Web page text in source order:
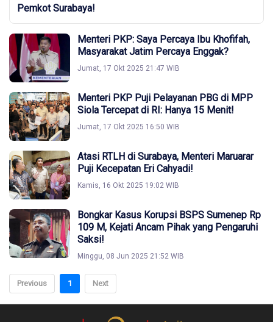
Pemkot Surabaya!
Menteri PKP: Saya Percaya Ibu Khofifah,
Masyarakat Jatim Percaya Enggak?
Jumat, 17 Okt 2025 21:47 WIB
Menteri PKP Puji Pelayanan PBG di MPP
Siola Tercepat di RI: Hanya 15 Menit!
Jumat, 17 Okt 2025 16:50 WIB
Atasi RTLH di Surabaya, Menteri Maruarar
Puji Kecepatan Eri Cahyadi!
Kamis, 16 Okt 2025 19:02 WIB
Bongkar Kasus Korupsi BSPS Sumenep Rp
109 M, Kejati Ancam Pihak yang Pengaruhi
Saksi!
Minggu, 08 Jun 2025 21:52 WIB
Previous 1 Next